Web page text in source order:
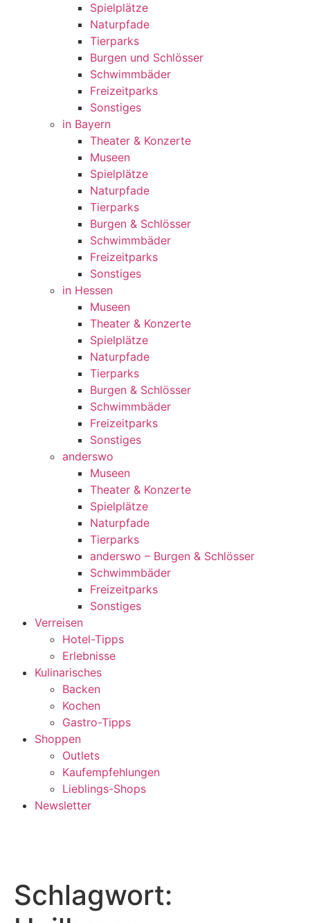
Spielplätze
Naturpfade
Tierparks
Burgen und Schlösser
Schwimmbäder
Freizeitparks
Sonstiges
in Bayern
Theater & Konzerte
Museen
Spielplätze
Naturpfade
Tierparks
Burgen & Schlösser
Schwimmbäder
Freizeitparks
Sonstiges
in Hessen
Museen
Theater & Konzerte
Spielplätze
Naturpfade
Tierparks
Burgen & Schlösser
Schwimmbäder
Freizeitparks
Sonstiges
anderswo
Museen
Theater & Konzerte
Spielplätze
Naturpfade
Tierparks
anderswo – Burgen & Schlösser
Schwimmbäder
Freizeitparks
Sonstiges
Verreisen
Hotel-Tipps
Erlebnisse
Kulinarisches
Backen
Kochen
Gastro-Tipps
Shoppen
Outlets
Kaufempfehlungen
Lieblings-Shops
Newsletter
Schlagwort: